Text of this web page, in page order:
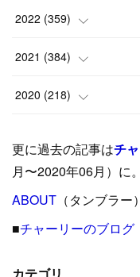
(6)
(9 )
( 5 )
( 15
(24)
(8 )
(17
(10)
(18)
(17)
)
(12)
19)
(13
(25)
(17)
(35)
(33 )
(26)
27)
(29
2022 (359)
(42)
(37)
(31)
(31)
31
2021 (384)
(9)
(39)
( 23)
40
2020 (218)
(24)
( 42)
更に過去の記事はチ
月〜2020年06月）に。
ABOUT （タンブラー）
■チャーリーのブログ
カテゴリ